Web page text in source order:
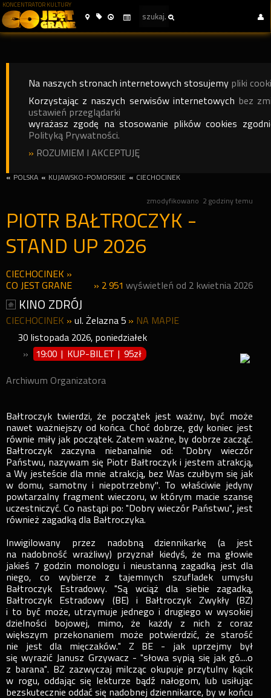
KONCENTRATOR KULTURY
Na naszych stronach internetowych stosujemy pliki
Korzystając z naszych serwisów internetowych bez
ustawień przeglądarki
wyrażasz zgodę na stosowanie plików cookies
Polityką Prywatności.
» ROZUMIEM I AKCEPTUJĘ
« POLSKA « KUJAWSKO-POMORSKIE « CIECHOCINEK
zmodyfikowano 2 godziny temu
PIOTR BAŁTROCZYK -
STAND UP 2026
CIECHOCINEK »
CO JEST GRANE
» 2 951 wyświetleń od 2 kwietnia 2026
KINO ZDRÓJ
CIECHOCINEK » ul. Żelazna 5 » NA MAPIE
30 listopada 2026, poniedziałek
»
19:00 | KUP-BILET | 95zł
Archiwum Organizatora
Bałtroczyk twierdzi, że początek jest ważny, być może
nawet ważniejszy od końca. Choć dobrze, gdy koniec jest
równie miły jak początek. Zatem ważne, by dobrze zacząć.
Bałtroczyk zaczyna niebanalnie od: "Dobry wieczór
Państwu, nazywam się Piotr Bałtroczyk i jestem atrakcją,
a Wy jesteście dla mnie atrakcją, bez Was czułbym się jak
w domu, samotny i niepotrzebny''. To właściwie jedyny
powtarzalny fragment wieczoru, w którym macie szansę
uczestniczyć. Co nastąpi po: "Dobry wieczór Państwu", jest
również zagadką dla Bałtroczyka.
Inwigilowany przez nadobną dziennikarkę (a jest
na nadobność wrażliwy) przyznał kiedyś, że ma głowie
jakieś 7 godzin monologu i nieustanną zagadką jest dla
niego, co wybierze z tajemnych szufladek umysłu
Bałtroczyk Estradowy. "Są wciąż dla siebie zagadką,
Bałtroczyk Estradowy (BE) i Bałtroczyk Zwykły (BZ)
i to być może, utrzymuje jednego i drugiego w wysokiej
dzielności bojowej, mimo, że każdy z nich z coraz
większym przekonaniem może potwierdzić, że starość
nie jest dla mięczaków." Z BE - jak uprzejmy był
się wyrazić Janusz Grzywacz - "słowa sypią się jak gó....o
z barana". BZ zazwyczaj milcząc okupuje przytulny kącik
w rogu, oddając się lekturze bądź nałogom, lub usiłując
bezskutecznie oddać się nadobnej dziennikarce, by w końcu